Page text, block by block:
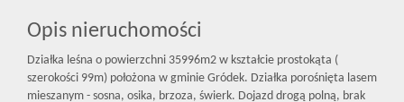
Opis nieruchomości
Działka leśna o powierzchni 35996m2 w kształcie prostokąta (
szerokości 99m) położona w gminie Gródek. Działka porośnięta lasem
mieszanym - sosna, osika, brzoza, świerk. Dojazd drogą polną, brak